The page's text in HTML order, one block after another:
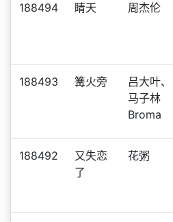
188494 睛天 周杰伦
188493 篝火旁
吕大叶、
马子林
Broma
188492
又失恋
了
花粥